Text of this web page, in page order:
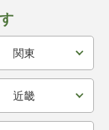
関東
近畿